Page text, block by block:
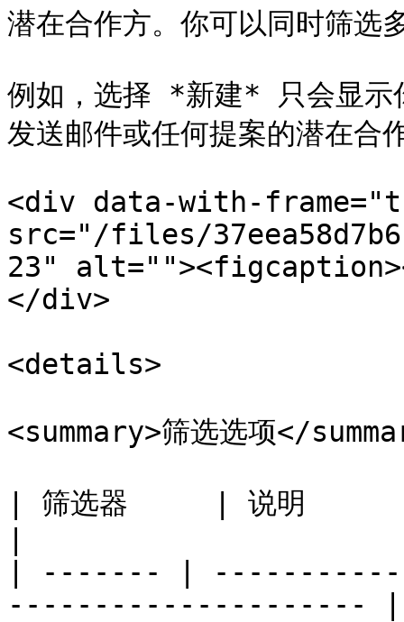
潜在合作方。你可以同时筛选
例如，选择 *新建* 只会显示
发送邮件或任何提案的潜在合
<div data-with-
src="/files/
23"
</div>
<details>
<summary>筛选选项</
| 筛选器     | 说明
| ------- |
--------------------- |